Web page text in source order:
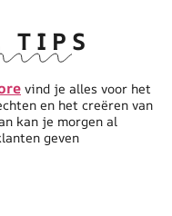
TIPS
vind je alles voor het
en het creëren van
kan je morgen al
geven